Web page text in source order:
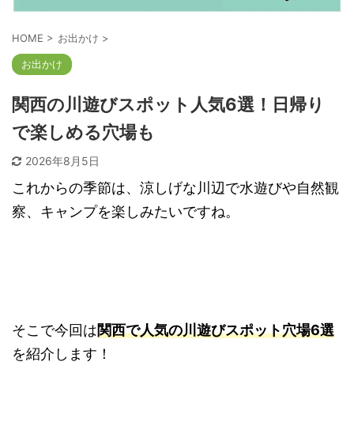
HOME > お出かけ >
お出かけ
関西の川遊びスポット人気6選！日帰り
で楽しめる穴場も
2026年8月5日
これからの季節は、涼しげな川辺で水遊びや自然観
察、キャンプを楽しみたいですね。
そこで今回は関西で人気の川遊びスポット穴場6選
を紹介します！